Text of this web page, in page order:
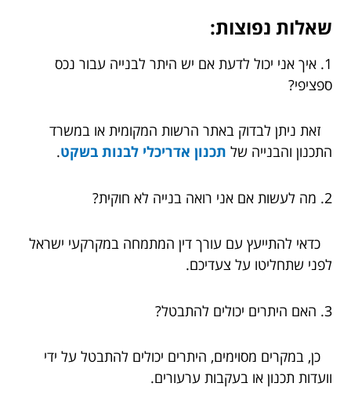
שאלות נפוצות:
1. איך אני יכול לדעת אם יש היתר לבנייה עבור נכס
ספציפי?
זאת ניתן לבדוק באתר הרשות המקומית או במשרד
התכנון והבנייה של תכנון אדריכלי לבנות בשקט.
2. מה לעשות אם אני רואה בנייה לא חוקית?
כדאי להתייעץ עם עורך דין המתמחה במקרקעי ישראל
לפני שתחליטו על צעדיכם.
3. האם היתרים יכולים להתבטל?
כן, במקרים מסוימים, היתרים יכולים להתבטל על ידי
וועדות תכנון או בעקבות ערעורים.